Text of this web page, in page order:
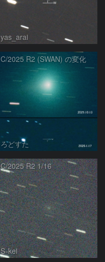
yas_arai
C/2025 R2 (SWAN) の変化
ろどすた
C/2025 R2 1/16
S-kei